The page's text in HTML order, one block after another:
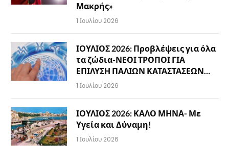
Μακρής»
1 Ιουλίου 2026
ΙΟΥΛΙΟΣ 2026: Προβλέψεις για όλα
τα ζώδια-ΝΕΟΙ ΤΡΟΠΟΙ ΓΙΑ
ΕΠΙΛΥΣΗ ΠΑΛΙΩΝ ΚΑΤΑΣΤΑΣΕΩΝ…
1 Ιουλίου 2026
ΙΟΥΛΙΟΣ 2026: ΚΑΛΟ ΜΗΝΑ- Με
Υγεία και Δύναμη!
1 Ιουλίου 2026